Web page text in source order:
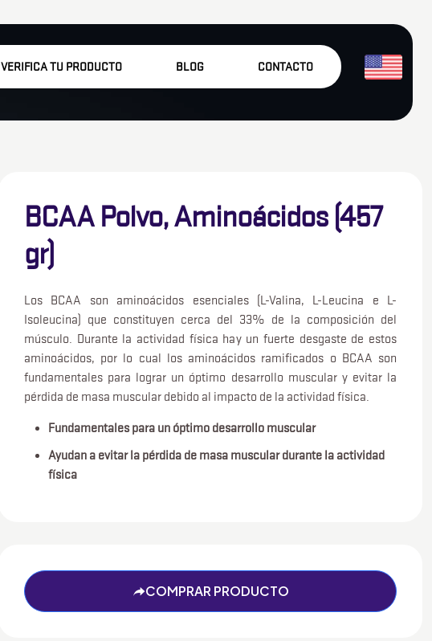
VERIFICA TU PRODUCTO BLOG CONTACTO
BCAA Polvo, Aminoácidos (457
gr)
Los BCAA son aminoácidos esenciales (L-Valina, L-Leucina e L-
Isoleucina) que constituyen cerca del 33% de la composición del
músculo. Durante la actividad física hay un fuerte desgaste de estos
aminoácidos, por lo cual los aminoácidos ramificados o BCAA son
fundamentales para lograr un óptimo desarrollo muscular y evitar la
pérdida de masa muscular debido al impacto de la actividad física.
Fundamentales para un óptimo desarrollo muscular
Ayudan a evitar la pérdida de masa muscular durante la actividad
física
COMPRAR PRODUCTO